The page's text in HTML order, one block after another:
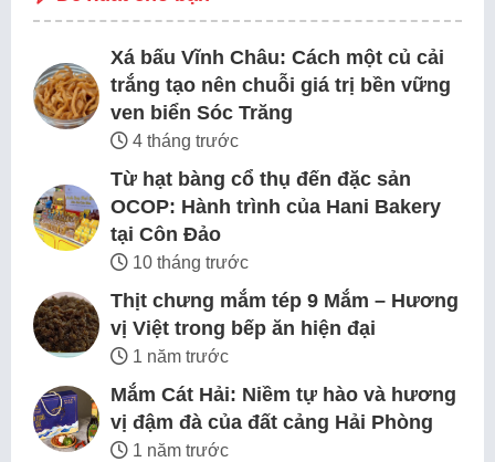
Xá bấu Vĩnh Châu: Cách một củ cải
trắng tạo nên chuỗi giá trị bền vững
ven biển Sóc Trăng
4 tháng trước
Từ hạt bàng cổ thụ đến đặc sản
OCOP: Hành trình của Hani Bakery
tại Côn Đảo
10 tháng trước
Thịt chưng mắm tép 9 Mắm – Hương
vị Việt trong bếp ăn hiện đại
1 năm trước
Mắm Cát Hải: Niềm tự hào và hương
vị đậm đà của đất cảng Hải Phòng
1 năm trước